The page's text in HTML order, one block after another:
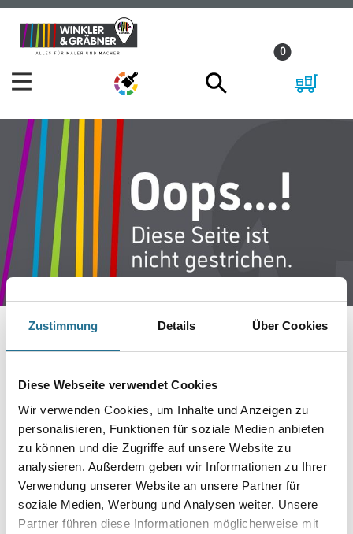
Zustimmung Details Über Cookies
Diese Webseite verwendet Cookies
Wir verwenden Cookies, um Inhalte und Anzeigen zu
personalisieren, Funktionen für soziale Medien anbieten
zu können und die Zugriffe auf unsere Website zu
analysieren. Außerdem geben wir Informationen zu Ihrer
Verwendung unserer Website an unsere Partner für
soziale Medien, Werbung und Analysen weiter. Unsere
Partner führen diese Informationen möglicherweise mit
Zum
Inhalt
Zum
Navigationsmenü
0
IST AUFGETRETEN
Keine Sorge, wir pinseln schon an der Lösung und
werden das Problem so schnell wie möglich beheben.
Erkunden Sie in der Zwischenzeit unseren Online-Shop
und lassen Sie sich inspirieren.
ZURÜCK ZUM ONLINE-SHOP